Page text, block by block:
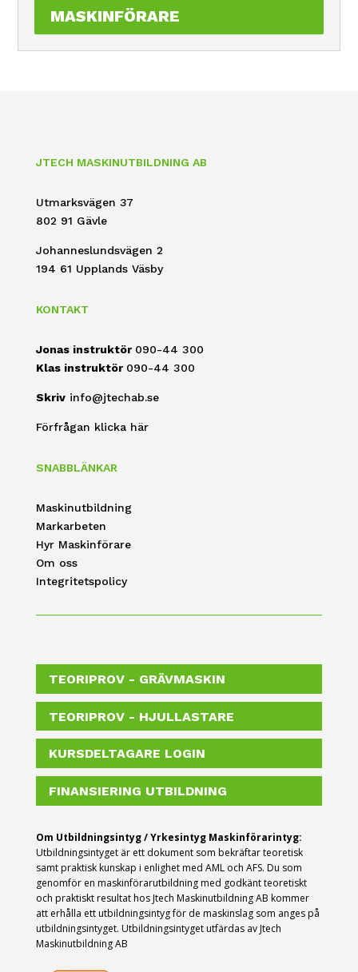
MASKINFÖRARE
JTECH MASKINUTBILDNING AB
Utmarksvägen 37
802 91 Gävle
Johanneslundsvägen 2
194 61 Upplands Väsby
KONTAKT
Jonas instruktör 090-44 300
Klas instruktör 090-44 300
Skriv info@jtechab.se
Förfrågan klicka här
SNABBLÄNKAR
Maskinutbildning
Markarbeten
Hyr Maskinförare
Om oss
Integritetspolicy
TEORIPROV - GRÄVMASKIN
TEORIPROV - HJULLASTARE
KURSDELTAGARE LOGIN
FINANSIERING UTBILDNING
Om Utbildningsintyg / Yrkesintyg Maskinförarintyg:
Utbildningsintyget är ett dokument som bekräftar teoretisk
samt praktisk kunskap i enlighet med AML och AFS. Du som
genomför en maskinförarutbildning med godkänt teoretiskt
och praktiskt resultat hos Jtech Maskinutbildning AB kommer
att erhålla ett utbildningsintyg för de maskinslag som anges på
utbildningsintyget. Utbildningsintyget utfärdas av Jtech
Maskinutbildning AB